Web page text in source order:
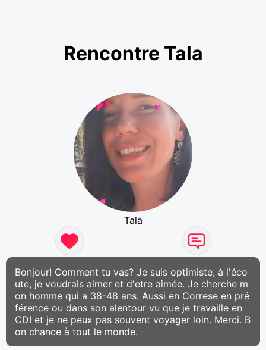
Rencontre Tala
Tala
Bonjour! Comment tu vas? Je suis optimiste, à l'éco
ute, je voudrais aimer et d'etre aimée. Je cherche m
on homme qui a 38-48 ans. Aussi en Correse en pré
férence ou dans son alentour vu que je travaille en
CDI et je ne peux pas souvent voyager loin. Merci. B
on chance à tout le monde.